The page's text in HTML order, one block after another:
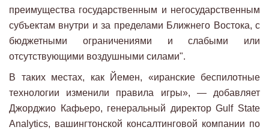
преимущества государственным и негосударственным
субъектам внутри и за пределами Ближнего Востока, с
бюджетными ограничениями и слабыми или
отсутствующими воздушными силами".
В таких местах, как Йемен, «иранские беспилотные
технологии изменили правила игры», — добавляет
Джорджио Кафьеро, генеральный директор Gulf State
Analytics, вашингтонской консалтинговой компании по